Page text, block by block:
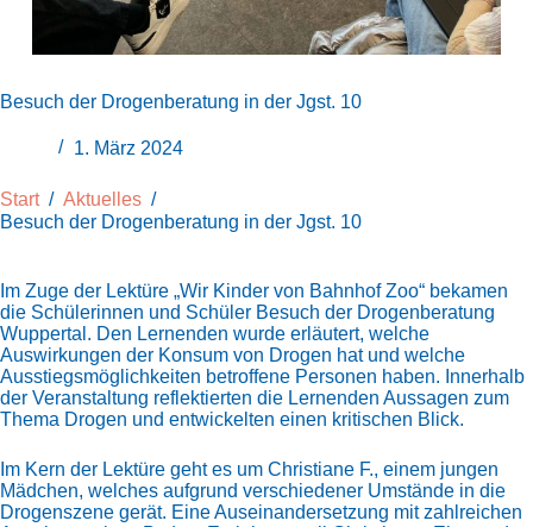
Besuch der Drogenberatung in der Jgst. 10
1. März 2024
Start / Aktuelles /
Besuch der Drogenberatung in der Jgst. 10
Im Zuge der Lektüre „Wir Kinder von Bahnhof Zoo“ bekamen
die Schülerinnen und Schüler Besuch der Drogenberatung
Wuppertal. Den Lernenden wurde erläutert, welche
Auswirkungen der Konsum von Drogen hat und welche
Ausstiegsmöglichkeiten betroffene Personen haben. Innerhalb
der Veranstaltung reflektierten die Lernenden Aussagen zum
Thema Drogen und entwickelten einen kritischen Blick.
Im Kern der Lektüre geht es um Christiane F., einem jungen
Mädchen, welches aufgrund verschiedener Umstände in die
Drogenszene gerät. Eine Auseinandersetzung mit zahlreichen